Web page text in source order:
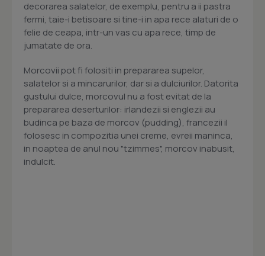
decorarea salatelor, de exemplu, pentru a ii pastra
fermi, taie-i betisoare si tine-i in apa rece alaturi de o
felie de ceapa, intr-un vas cu apa rece, timp de
jumatate de ora.
Morcovii pot fi folositi in prepararea supelor,
salatelor si a mincarurilor, dar si a dulciurilor. Datorita
gustului dulce, morcovul nu a fost evitat de la
prepararea deserturilor: irlandezii si englezii au
budinca pe baza de morcov (pudding), francezii il
folosesc in compozitia unei creme, evreii maninca,
in noaptea de anul nou "tzimmes", morcov inabusit,
indulcit.